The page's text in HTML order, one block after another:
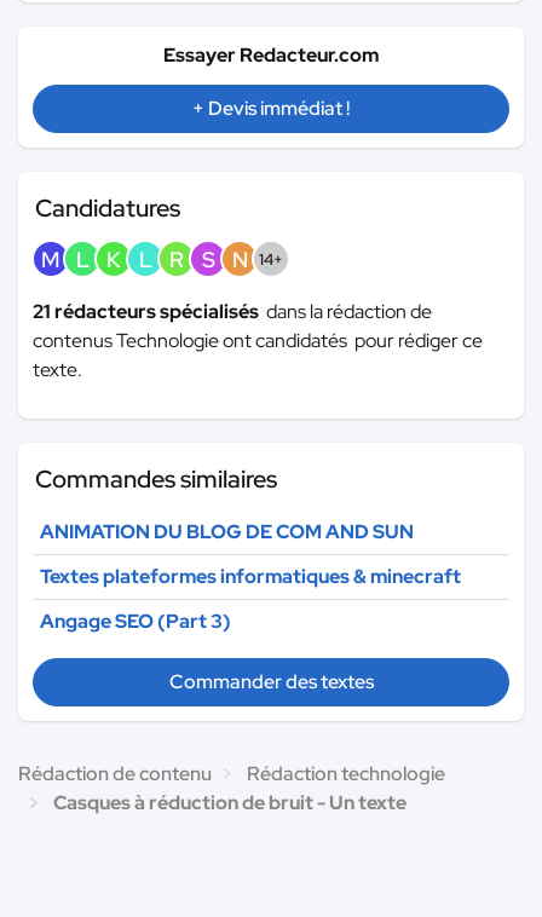
Essayer Redacteur.com
+ Devis immédiat !
Candidatures
M L K L R S N 14+
21 rédacteurs spécialisés dans la rédaction de
contenus Technologie ont candidatés pour rédiger ce
texte.
Commandes similaires
ANIMATION DU BLOG DE COM AND SUN
Textes plateformes informatiques & minecraft
Angage SEO (Part 3)
Commander des textes
Rédaction de contenu
Rédaction technologie
Casques à réduction de bruit - Un texte